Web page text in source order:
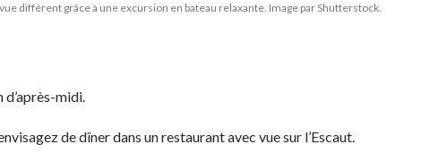
différent grâce à une excursion en bateau relaxante. Image par Shutterstock.
d’après-midi.
de dîner dans un restaurant avec vue sur l’Escaut.